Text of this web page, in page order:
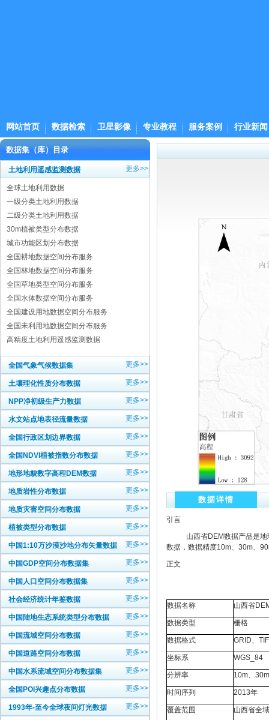
网站首页 数据检索 卫星影像 专业教程 服务案例 行业新闻
数据集（库）目录
土地利用遥感监测数据 更多>>
全球土地利用数据
一级分类土地利用数据
二级分类土地利用数据
30m植被类型分布数据
城市功能区划分布数据
全国耕地数据空间分布服务
全国林地数据空间分布服务
全国草地类型空间分布服务
全国水体数据空间分布服务
全国建设用地数据空间分布服务
全国未利用地数据空间分布服务
高精度土地利用遥感监测数据
全国气象气候数据集 更多>>
土壤理化性质分布数据 更多>>
NPP净初级生产力数据 更多>>
水文站点地表径流量数据 更多>>
全国行政区划边界数据 更多>>
全国NDVI植被指数分布数据 更多>>
地形地貌数字高程DEM数据 更多>>
地质岩性分布数据 更多>>
地质灾害空间分布数据 更多>>
植被类型分布数据 更多>>
中国1:10万沙漠沙地分布矢量数据 更多>>
中国GDP空间分布数据集 更多>>
中国人口空间分布数据集 更多>>
社会经济统计年鉴数据 更多>>
中国陆地生态系统类型分布数据 更多>>
中国流域空间分布数据 更多>>
中国道路空间分布数据 更多>>
中国水系流域空间分布数据集 更多>>
全国POI兴趣点分布数据 更多>>
1993年-至今全球夜间灯光数据 更多>>
数据详情
引言
山西省DEM数据产品是地理
数据，数据精度10m、30m、
正文
数据名称 山西省
数据类型 栅格
数据格式 GRID、
坐标系 WGS_84
分辨率 10m、
时间序列 2013年
覆盖范围 山西省全域